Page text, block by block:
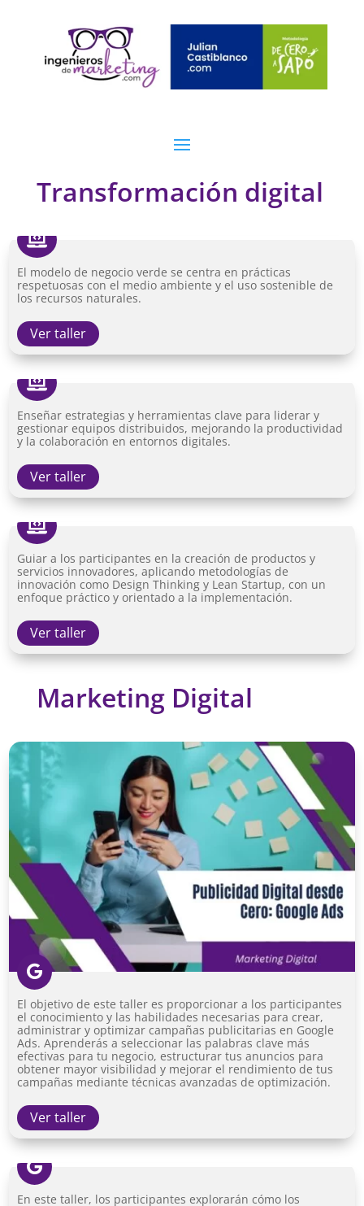
Transformación digital

El modelo de negocio verde se centra en prácticas
respetuosas con el medio ambiente y el uso sostenible de
los recursos naturales.
Ver taller

Enseñar estrategias y herramientas clave para liderar y
gestionar equipos distribuidos, mejorando la productividad
y la colaboración en entornos digitales.
Ver taller

Guiar a los participantes en la creación de productos y
servicios innovadores, aplicando metodologías de
innovación como Design Thinking y Lean Startup, con un
enfoque práctico y orientado a la implementación.
Ver taller
Marketing Digital

El objetivo de este taller es proporcionar a los participantes
el conocimiento y las habilidades necesarias para crear,
administrar y optimizar campañas publicitarias en Google
Ads. Aprenderás a seleccionar las palabras clave más
efectivas para tu negocio, estructurar tus anuncios para
obtener mayor visibilidad y mejorar el rendimiento de tus
campañas mediante técnicas avanzadas de optimización.
Ver taller

En este taller, los participantes explorarán cómo los